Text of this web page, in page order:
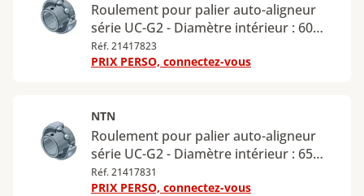
Roulement pour palier auto-aligneur
série UC-G2 - Diamètre intérieur : 60
mm - Diamètre extérieur : 110 mm
Réf. 21417823
PRIX PERSO, connectez-vous
NTN
Roulement pour palier auto-aligneur
série UC-G2 - Diamètre intérieur : 65
mm - Diamètre extérieur : 120 mm
Réf. 21417831
PRIX PERSO, connectez-vous